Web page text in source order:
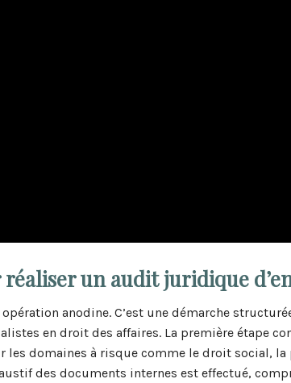
un audit juridique
opération anodine. C’est une démarche
en droit des affaires. La première étape
les domaines à risque comme le droit social,
des documents internes est effectué,